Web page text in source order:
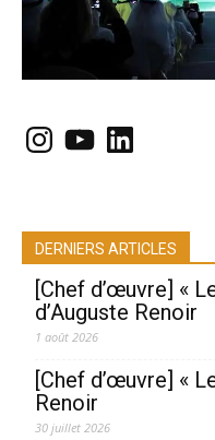
Instagram
YouTubeLinkedIn
DERNIERS ARTICLES
[Chef d’œuvre] «
d’Auguste Renoir
1 août 2026
[Chef d’œuvre] «
Renoir
30 juillet 2026